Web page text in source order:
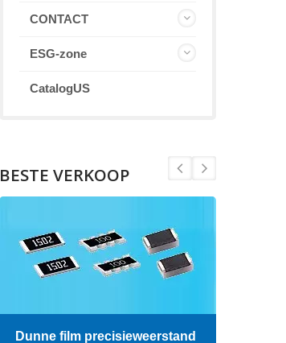
CONTACT
ESG-zone
CatalogUS
BESTE VERKOOP
Dunne film precisieweerstand